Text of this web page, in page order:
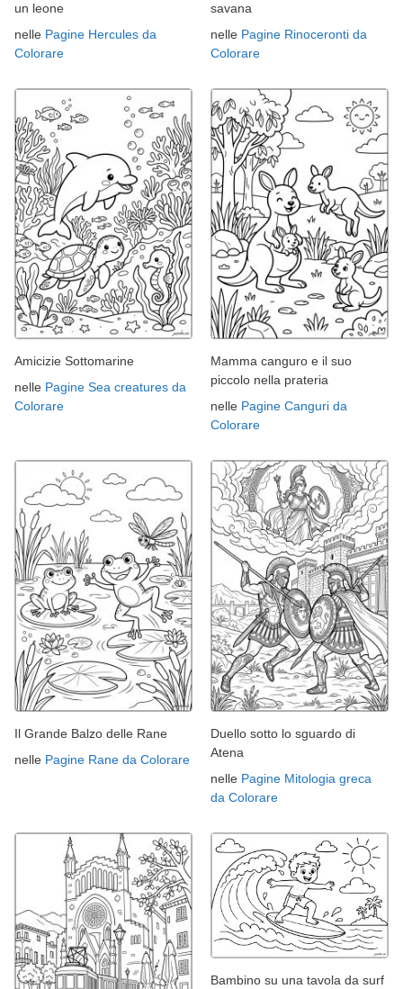
un leone
nelle Pagine Hercules da
Colorare
savana
nelle Pagine Rinoceronti da
Colorare
Amicizie Sottomarine
nelle Pagine Sea creatures da
Colorare
Mamma canguro e il suo
piccolo nella prateria
nelle Pagine Canguri da
Colorare
Il Grande Balzo delle Rane
nelle Pagine Rane da Colorare
Duello sotto lo sguardo di
Atena
nelle Pagine Mitologia greca
da Colorare
Bambino su una tavola da surf